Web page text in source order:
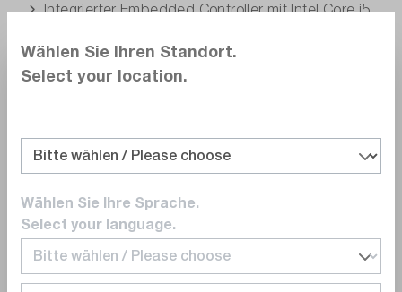
Integrierter Embedded Controller mit Intel Core i5
Optimierte Signalintegrität
PXI-501
15U zusätzlicher 19"-Rackplatz
Integrierte Strom-, Vakuum- und
Pneumatikverteilung
Anwendungen
Wählen Sie Ihren Standort.
Select your location.
Wählen Sie Ihre Sprache.
Select your language.